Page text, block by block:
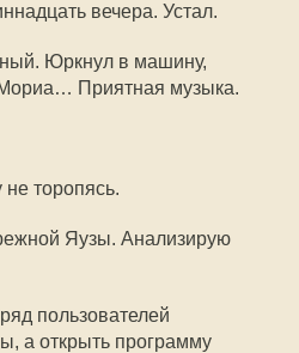
вечера. Устал.
Юркнул в машину,
Приятная музыка.
торопясь.
Яузы. Анализирую
пользователей
а открыть программу